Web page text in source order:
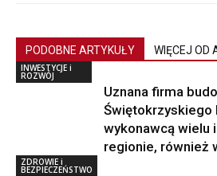
PODOBNE ARTYKUŁY WIĘCEJ OD
INWESTYCJE i
ROZWÓJ
Uznana firma
Świętokrzyskiego
wykonawcą wielu
regionie, również
ZDROWIE i
BEZPIECZEŃSTWO